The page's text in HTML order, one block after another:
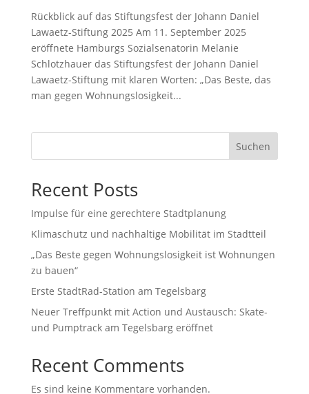
Rückblick auf das Stiftungsfest der Johann Daniel
Lawaetz-Stiftung 2025 Am 11. September 2025
eröffnete Hamburgs Sozialsenatorin Melanie
Schlotzhauer das Stiftungsfest der Johann Daniel
Lawaetz-Stiftung mit klaren Worten: „Das Beste, das
man gegen Wohnungslosigkeit...
Suchen
Recent Posts
Impulse für eine gerechtere Stadtplanung
Klimaschutz und nachhaltige Mobilität im Stadtteil
„Das Beste gegen Wohnungslosigkeit ist Wohnungen
zu bauen“
Erste StadtRad-Station am Tegelsbarg
Neuer Treffpunkt mit Action und Austausch: Skate-
und Pumptrack am Tegelsbarg eröffnet
Recent Comments
Es sind keine Kommentare vorhanden.